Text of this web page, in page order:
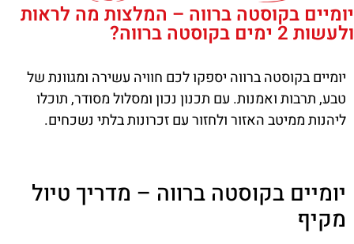
יומיים בקוסטה ברווה – המלצות מה לראות
ולעשות 2 ימים בקוסטה ברווה?
יומיים בקוסטה ברווה יספקו לכם חוויה עשירה ומגוונת של
טבע, תרבות ואמנות. עם תכנון נכון ומסלול מסודר, תוכלו
ליהנות ממיטב האזור ולחזור עם זכרונות בלתי נשכחים.
יומיים בקוסטה ברווה – מדריך טיול
מקיף